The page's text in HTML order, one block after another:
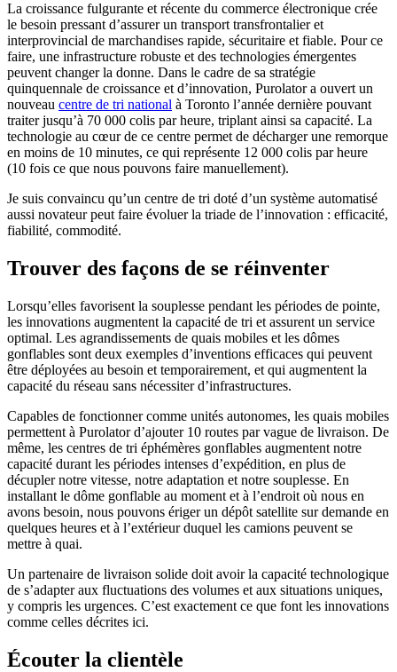
La croissance fulgurante et récente du commerce électronique crée
le besoin pressant d’assurer un transport transfrontalier et
interprovincial de marchandises rapide, sécuritaire et fiable. Pour ce
faire, une infrastructure robuste et des technologies émergentes
peuvent changer la donne. Dans le cadre de sa stratégie
quinquennale de croissance et d’innovation, Purolator a ouvert un
nouveau centre de tri national à Toronto l’année dernière pouvant
traiter jusqu’à 70 000 colis par heure, triplant ainsi sa capacité. La
technologie au cœur de ce centre permet de décharger une remorque
en moins de 10 minutes, ce qui représente 12 000 colis par heure
(10 fois ce que nous pouvons faire manuellement).
Je suis convaincu qu’un centre de tri doté d’un système automatisé
aussi novateur peut faire évoluer la triade de l’innovation : efficacité,
fiabilité, commodité.
Trouver des façons de se réinventer
Lorsqu’elles favorisent la souplesse pendant les périodes de pointe,
les innovations augmentent la capacité de tri et assurent un service
optimal. Les agrandissements de quais mobiles et les dômes
gonflables sont deux exemples d’inventions efficaces qui peuvent
être déployées au besoin et temporairement, et qui augmentent la
capacité du réseau sans nécessiter d’infrastructures.
Capables de fonctionner comme unités autonomes, les quais mobiles
permettent à Purolator d’ajouter 10 routes par vague de livraison. De
même, les centres de tri éphémères gonflables augmentent notre
capacité durant les périodes intenses d’expédition, en plus de
décupler notre vitesse, notre adaptation et notre souplesse. En
installant le dôme gonflable au moment et à l’endroit où nous en
avons besoin, nous pouvons ériger un dépôt satellite sur demande en
quelques heures et à l’extérieur duquel les camions peuvent se
mettre à quai.
Un partenaire de livraison solide doit avoir la capacité technologique
de s’adapter aux fluctuations des volumes et aux situations uniques,
y compris les urgences. C’est exactement ce que font les innovations
comme celles décrites ici.
Écouter la clientèle